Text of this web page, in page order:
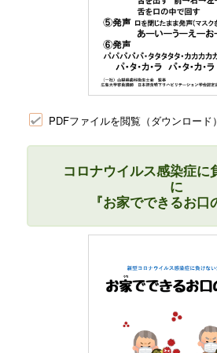
PDFファイルを閲覧（ダウンロード
コロナウイルス感染症に
に
『お家でできるお口